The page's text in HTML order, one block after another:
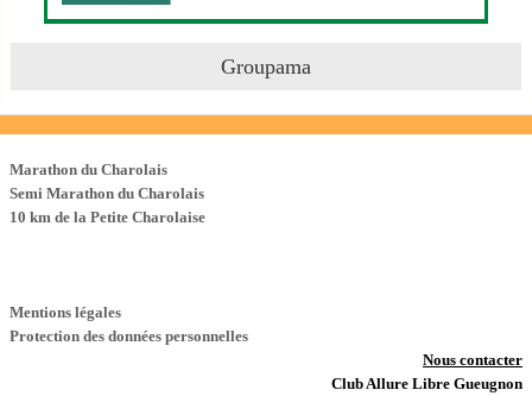
Groupama
Marathon du Charolais
Semi Marathon du Charolais
10 km de la Petite Charolaise
Mentions légales
Protection des données personnelles
Nous contacter
Club Allure Libre Gueugnon